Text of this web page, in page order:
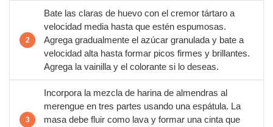
Bate las claras de huevo con el cremor tártaro a
velocidad media hasta que estén espumosas.
Agrega gradualmente el azúcar granulada y bate a
velocidad alta hasta formar picos firmes y brillantes.
Agrega la vainilla y el colorante si lo deseas.
Incorpora la mezcla de harina de almendras al
merengue en tres partes usando una espátula. La
masa debe fluir como lava y formar una cinta que